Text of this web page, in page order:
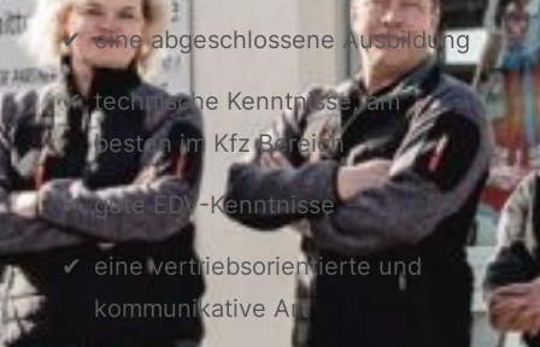
eine abgeschlossene Ausbildung
technische Kenntnisse, am
besten im Kfz Bereich
gute EDV-Kenntnisse
eine vertriebsorientierte und
kommunikative Art